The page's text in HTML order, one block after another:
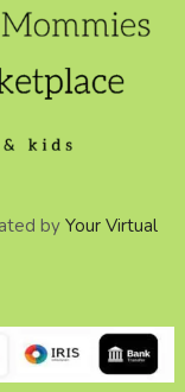
by Your Virtual